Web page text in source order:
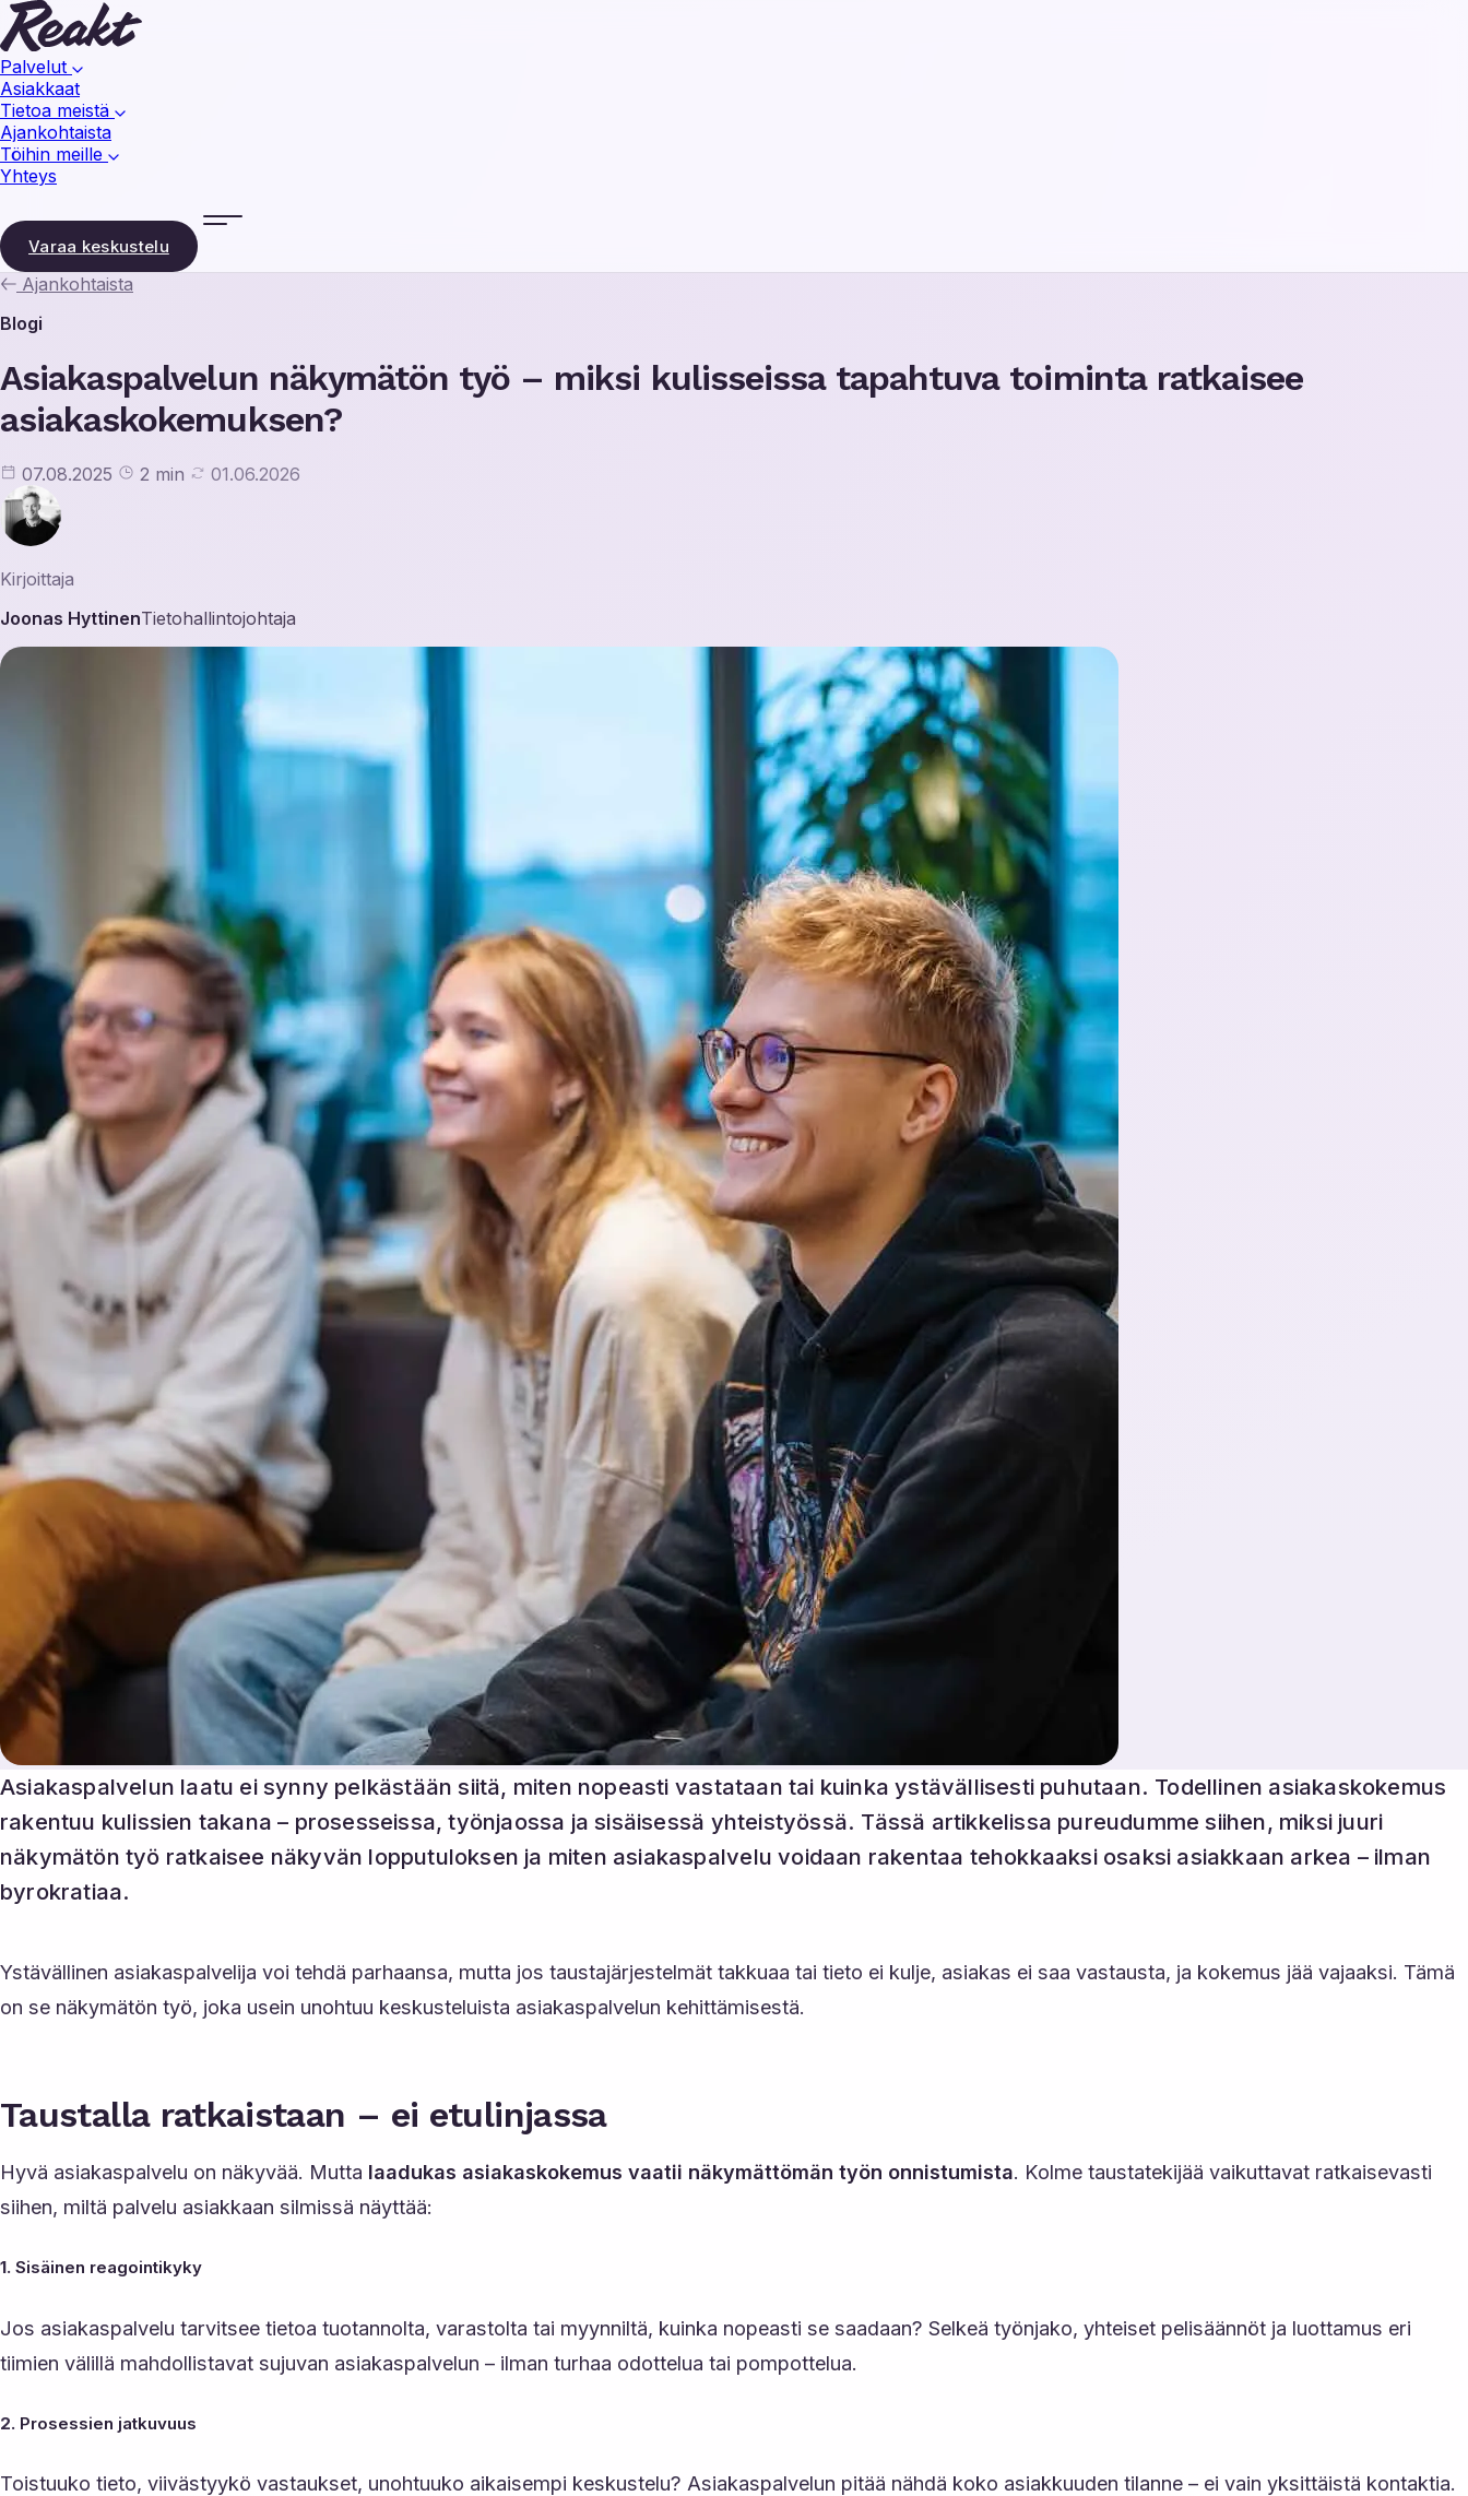
Palvelut
Asiakkaat
Tietoa meistä
Ajankohtaista
Töihin meille
Yhteys
Varaa keskustelu
Ajankohtaista
Blogi
Asiakaspalvelun näkymätön työ – miksi kulisseissa tapahtuva toiminta ratkaisee
asiakaskokemuksen?
07.08.2025 2 min 01.06.2026
Kirjoittaja
Joonas HyttinenTietohallintojohtaja
Asiakaspalvelun laatu ei synny pelkästään siitä, miten nopeasti vastataan tai kuinka ystävällisesti puhutaan. Todellinen asiakaskokemus
rakentuu kulissien takana – prosesseissa, työnjaossa ja sisäisessä yhteistyössä. Tässä artikkelissa pureudumme siihen, miksi juuri
näkymätön työ ratkaisee näkyvän lopputuloksen ja miten asiakaspalvelu voidaan rakentaa tehokkaaksi osaksi asiakkaan arkea – ilman
byrokratiaa.
Ystävällinen asiakaspalvelija voi tehdä parhaansa, mutta jos taustajärjestelmät takkuaa tai tieto ei kulje, asiakas ei saa vastausta, ja kokemus jää vajaaksi. Tämä
on se näkymätön työ, joka usein unohtuu keskusteluista asiakaspalvelun kehittämisestä.
Taustalla ratkaistaan – ei etulinjassa
Hyvä asiakaspalvelu on näkyvää. Mutta laadukas asiakaskokemus vaatii näkymättömän työn onnistumista. Kolme taustatekijää vaikuttavat ratkaisevasti
siihen, miltä palvelu asiakkaan silmissä näyttää:
1. Sisäinen reagointikyky
Jos asiakaspalvelu tarvitsee tietoa tuotannolta, varastolta tai myynniltä, kuinka nopeasti se saadaan? Selkeä työnjako, yhteiset pelisäännöt ja luottamus eri
tiimien välillä mahdollistavat sujuvan asiakaspalvelun – ilman turhaa odottelua tai pompottelua.
2. Prosessien jatkuvuus
Toistuuko tieto, viivästyykö vastaukset, unohtuuko aikaisempi keskustelu? Asiakaspalvelun pitää nähdä koko asiakkuuden tilanne – ei vain yksittäistä kontaktia.